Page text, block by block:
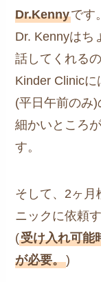
Dr.Kennyです。
Dr. Kennyはち
話してくれるの
Kinder Clinic
(平日午前のみ)
細かいところ
す。
そして、2ヶ月
ニックに依頼
(受け入れ可能
が必要。)